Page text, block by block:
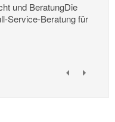
und BeratungDie
Service-Beratung für